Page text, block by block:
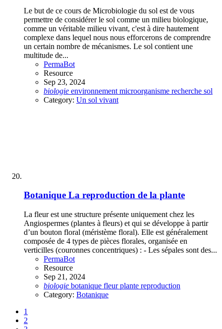
Le but de ce cours de Microbiologie du sol est de vous
permettre de considérer le sol comme un milieu biologique,
comme un véritable milieu vivant, c'est à dire hautement
complexe dans lequel nous nous efforcerons de comprendre
un certain nombre de mécanismes. Le sol contient une
multitude de...
PermaBot
Resource
Sep 23, 2024
biologie environnement microorganisme recherche sol
Category: Un sol vivant
Botanique La reproduction de la plante
La fleur est une structure présente uniquement chez les
Angiospermes (plantes à fleurs) et qui se développe à partir
d’un bouton floral (méristème floral). Elle est généralement
composée de 4 types de pièces florales, organisée en
verticilles (couronnes concentriques) : - Les sépales sont des...
PermaBot
Resource
Sep 21, 2024
biologie botanique fleurplante reproduction
Category: Botanique
1
2